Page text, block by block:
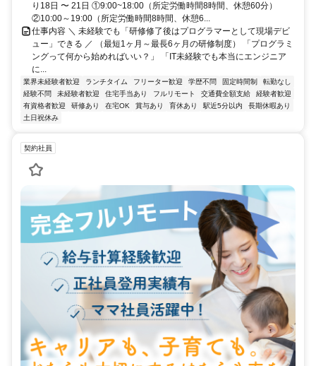
り18日 〜 21日 ①9:00~18:00（所定労働時間8時間、休憩60分）
②10:00～19:00（所定労働時間8時間、休憩6...
仕事内容 ＼ 未経験でも「研修修了後はプログラマーとして現場デビ
ュー」できる ／ （最短1ヶ月～最長6ヶ月の研修制度） 「プログラミ
ングって何から始めればいい？」 「IT未経験でも本当にエンジニア
に...
業界未経験者歓迎 ランチタイム フリーター歓迎 学歴不問 固定時間制
転勤なし
経験不問
未経験者歓迎 住宅手当あり フルリモート 交通費全額支給
経験者歓迎
有資格者歓迎
研修あり 在宅OK 賞与あり 育休あり 駅近5分以内
長期休暇あり
土日祝休み
契約社員